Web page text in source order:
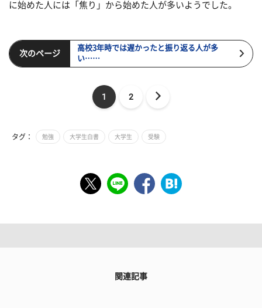
に始めた人には「焦り」から始めた人が多いようでした。
次のページ
高校3年時では遅かったと振り返る人が多
い……
1 2
タグ： 勉強 大学生白書 大学生 受験
関連記事